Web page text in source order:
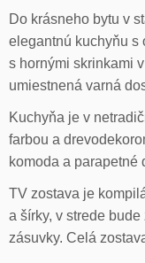
Do krásneho bytu v
elegantnú kuchyňu s
s hornými skrinkami
umiestnená varná
Kuchyňa je v
farbou a
komoda a parapetné
TV zostava je
a šírky, v strede
zásuvky. Celá